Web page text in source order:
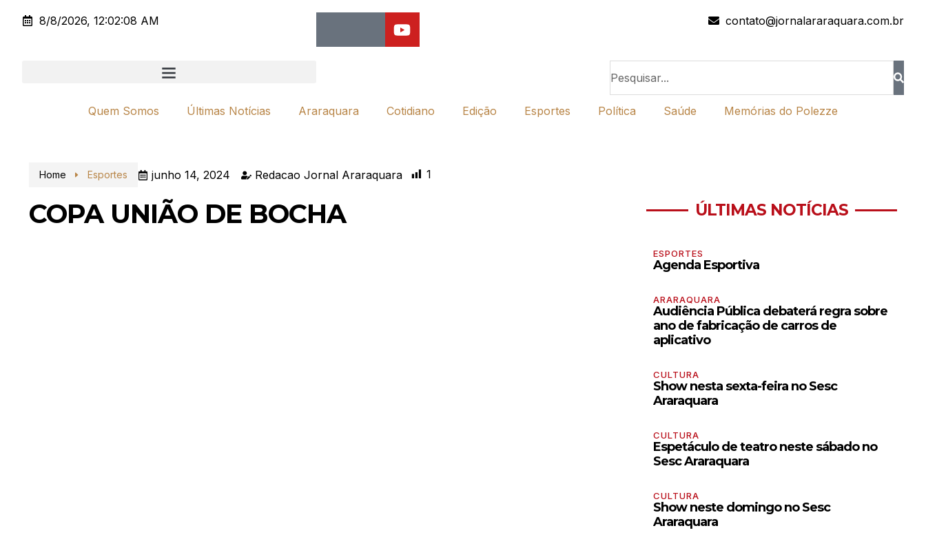
8/8/2026, 12:02:08 AM contato@jornalararaquara.com.br
Quem Somos Últimas Notícias Araraquara Cotidiano Edição Esportes Política Saúde Memórias do Polezze
Home Esportes junho 14, 2024 Redacao Jornal Araraquara 1
COPA UNIÃO DE BOCHA ÚLTIMAS NOTÍCIAS
ESPORTES
Agenda Esportiva
ARARAQUARA
Audiência Pública debaterá regra sobre
ano de fabricação de carros de
aplicativo
CULTURA
Show nesta sexta-feira no Sesc
Araraquara
CULTURA
Espetáculo de teatro neste sábado no
Sesc Araraquara
CULTURA
Show neste domingo no Sesc
Araraquara